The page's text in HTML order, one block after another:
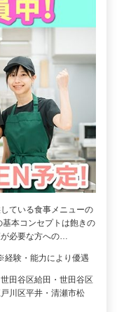
ている食事メニューの
本コンセプトは飽きの
必要な方への…
験・能力により優遇
田谷区給田・世田谷区
川区平井・清瀬市松